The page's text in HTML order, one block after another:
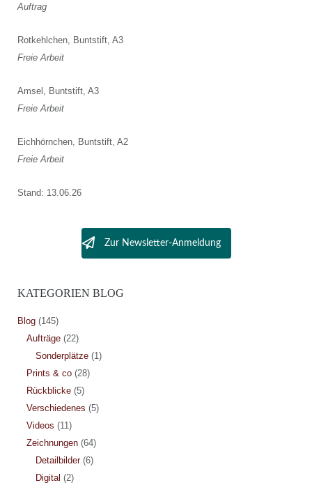
Auftrag
Rotkehlchen, Buntstift, A3
Freie Arbeit
Amsel, Buntstift, A3
Freie Arbeit
Eichhörnchen, Buntstift, A2
Freie Arbeit
Stand: 13.06.26
Zur Newsletter-Anmeldung
KATEGORIEN BLOG
Blog(145)
Aufträge(22)
Sonderplätze(1)
Prints & co(28)
Rückblicke(5)
Verschiedenes (5)
Videos (11)
Zeichnungen(64)
Detailbilder(6)
Digital (2)